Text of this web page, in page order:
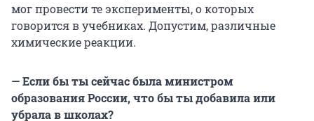
мог провести те эксперименты, о которых
говорится в учебниках. Допустим, различные
химические реакции.
— Если бы ты сейчас была министром
образования России, что бы ты добавила или
убрала в школах?